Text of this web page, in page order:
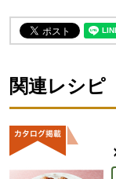
関連レシピ